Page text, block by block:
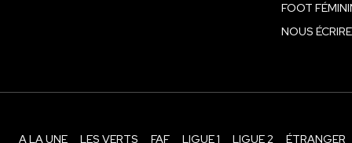
FOOT
NOUS ÉCRIRE
A LA UNE LES VERTS FAF LIGUE 1 LIGUE 2 ÉTRANGER